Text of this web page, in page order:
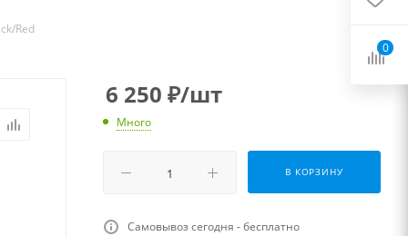
Red
6 250 ₽/шт
Много
В КОРЗИНУ
Самовывоз сегодня - бесплатно
0